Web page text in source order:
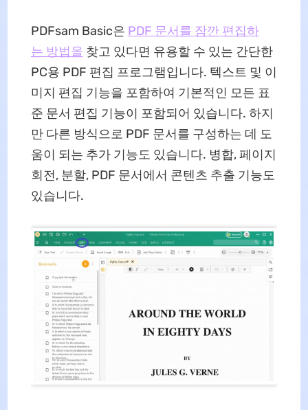
PDFsam Basic은 PDF 문서를 잠깐 편집하
는 방법을 찾고 있다면 유용할 수 있는 간단한
PC용 PDF 편집 프로그램입니다. 텍스트 및 이
미지 편집 기능을 포함하여 기본적인 모든 표
준 문서 편집 기능이 포함되어 있습니다. 하지
만 다른 방식으로 PDF 문서를 구성하는 데 도
움이 되는 추가 기능도 있습니다. 병합, 페이지
회전, 분할, PDF 문서에서 콘텐츠 추출 기능도
있습니다.